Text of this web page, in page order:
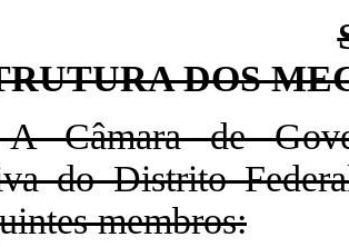
DOS
Câmara de
do Distrito
membros: